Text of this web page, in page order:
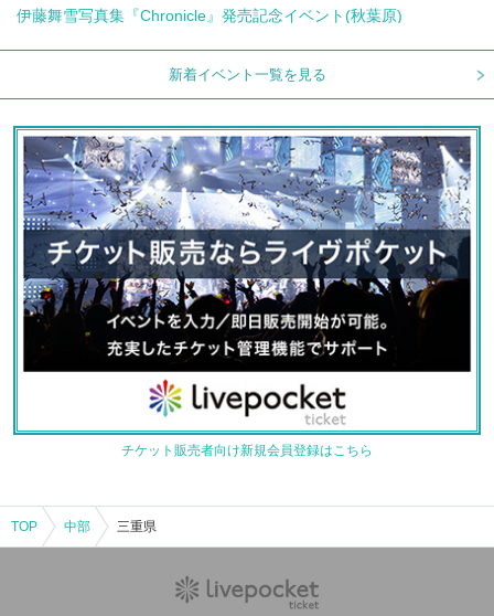
伊藤舞雪写真集『Chronicle』発売記念イベント(秋葉原)
新着イベント一覧を見る
チケット販売者向け新規会員登録はこちら
TOP 中部 三重県